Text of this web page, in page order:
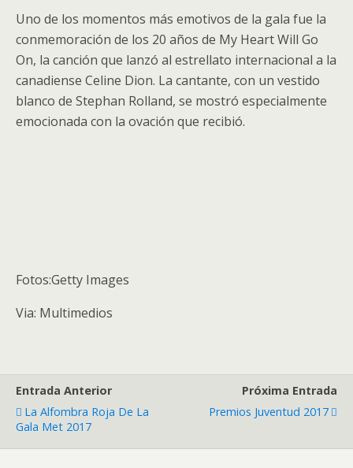
Uno de los momentos más emotivos de la gala fue la
conmemoración de los 20 años de My Heart Will Go
On, la canción que lanzó al estrellato internacional a la
canadiense Celine Dion. La cantante, con un vestido
blanco de Stephan Rolland, se mostró especialmente
emocionada con la ovación que recibió.
Fotos:Getty Images
Via: Multimedios
Entrada Anterior
La Alfombra Roja De La
Gala Met 2017
Próxima Entrada
Premios Juventud 2017